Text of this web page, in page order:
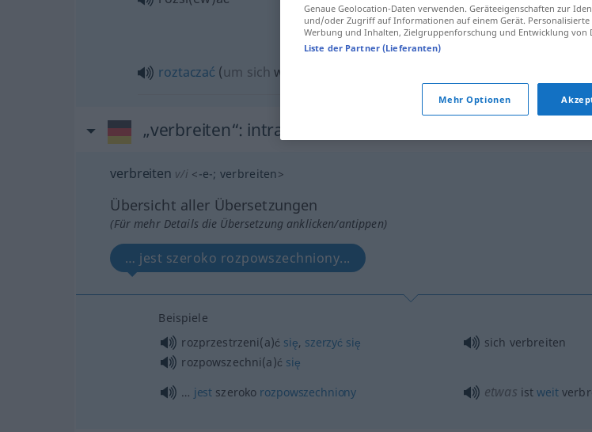
Schrecken
roztaczać (um sich wokół siebie
„verbreiten“: intransitives Verb
verbreiten v/i <-e-; verbreiten>
Übersicht aller Übersetzungen
(Für mehr Details die Übersetzung anklicken/antippen)
… jest szeroko rozpowszechniony...
Beispiele
rozprzestrzeni(a)ć się, szerzyć się
rozpowszechni(a)ć się
sich verbreiten
… jest szeroko rozpowszechniony etwas istweit
Genaue Geolocation-Daten verwenden. Geräteeigenschaften zur
und/oder Zugriff auf Informationen auf einem Gerät.
Werbung und Inhalten, Zielgruppenforschung und Entwicklung von
Liste der Partner (Lieferanten)
Mehr Optionen